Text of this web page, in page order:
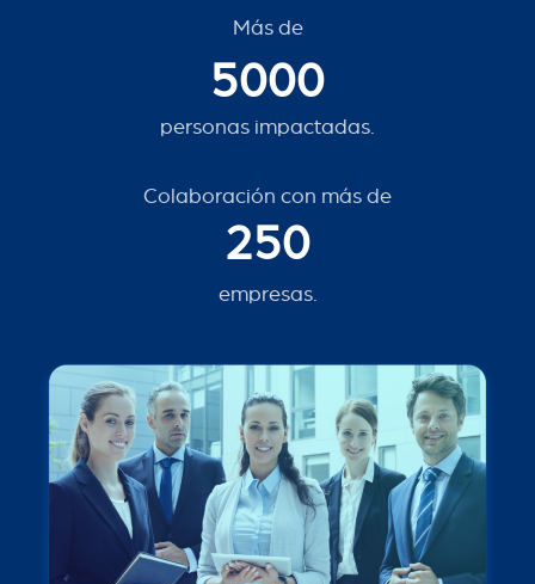
Más de
5000
personas impactadas.
Colaboración con más de
250
empresas.